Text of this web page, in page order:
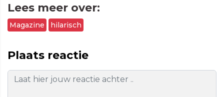
Lees meer over:
Magazine hilarisch
Plaats reactie